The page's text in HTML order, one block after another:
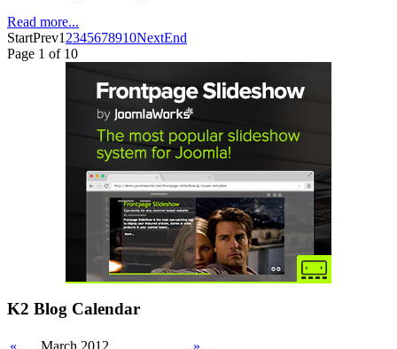
Read more...
StartPrev1 2345678910NextEnd
Page 1 of 10
K2 Blog Calendar
« March 2012
»